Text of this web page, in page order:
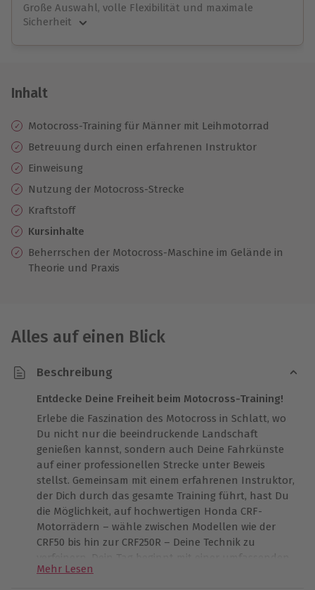
Große Auswahl, volle Flexibilität und maximale
Sicherheit
Jeder Gutschein für alle Erlebnisse einlösbar.
10 Jahre gültig & verlängerbar.
Inhalt
Motocross-Training für Männer mit Leihmotorrad
Betreuung durch einen erfahrenen Instruktor
Einweisung
Nutzung der Motocross-Strecke
Kraftstoff
Kursinhalte
Beherrschen der Motocross-Maschine im Gelände in
Theorie und Praxis
Alles auf einen Blick
Beschreibung
Entdecke Deine Freiheit beim Motocross-Training!
Erlebe die Faszination des Motocross in Schlatt, wo
Du nicht nur die beeindruckende Landschaft
genießen kannst, sondern auch Deine Fahrkünste
auf einer professionellen Strecke unter Beweis
stellst. Gemeinsam mit einem erfahrenen Instruktor,
der Dich durch das gesamte Training führt, hast Du
die Möglichkeit, auf hochwertigen Honda CRF-
Motorrädern – wähle zwischen Modellen wie der
CRF50 bis hin zur CRF250R – Deine Technik zu
verfeinern. Dein Tag beginnt mit einer umfassenden
Einweisung, in der Dir alles Wichtige über die
Mehr Lesen